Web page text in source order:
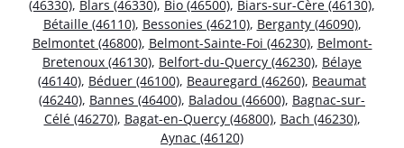
(46330), Blars (46330), Bio (46500), Biars-sur-Cère (46130),
Bétaille (46110), Bessonies (46210), Berganty (46090),
Belmontet (46800), Belmont-Sainte-Foi (46230), Belmont-
Bretenoux (46130), Belfort-du-Quercy (46230), Bélaye
(46140), Béduer (46100), Beauregard (46260), Beaumat
(46240), Bannes (46400), Baladou (46600), Bagnac-sur-
Célé (46270), Bagat-en-Quercy (46800), Bach (46230),
Aynac (46120)